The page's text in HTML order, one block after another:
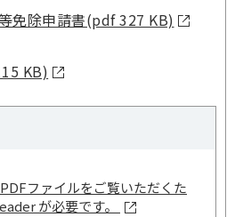
免除申請書(pdf 327 KB)
KB)
PDFファイルをご覧いただくた
が必要です。